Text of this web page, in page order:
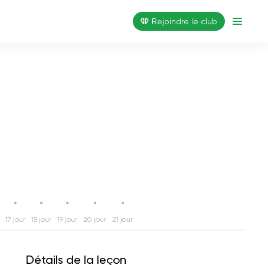
Rejoindre le club
17 jour 18 jour 19 jour 20 jour 21 jour
Détails de la leçon